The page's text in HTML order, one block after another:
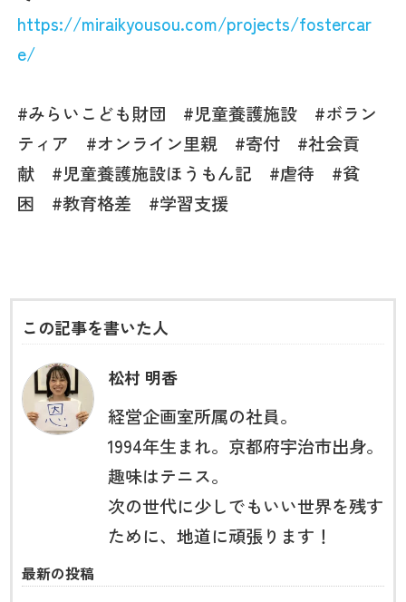
https://miraikyousou.com/projects/fostercar
e/
#みらいこども財団 #児童養護施設 #ボラン
ティア #オンライン里親 #寄付 #社会貢
献 #児童養護施設ほうもん記 #虐待 #貧
困 #教育格差 #学習支援
この記事を書いた人
松村 明香
経営企画室所属の社員。
1994年生まれ。京都府宇治市出身。
趣味はテニス。
次の世代に少しでもいい世界を残す
ために、地道に頑張ります！
最新の投稿